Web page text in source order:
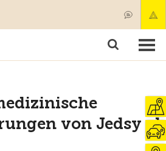
von Jedsy ab